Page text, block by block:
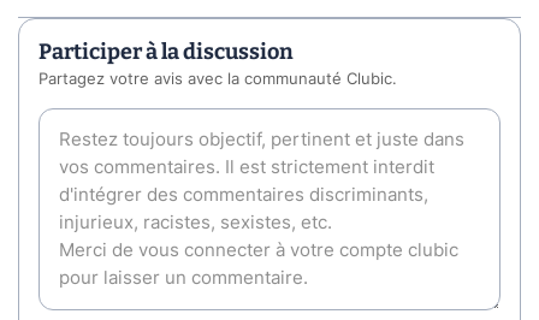
Participer à la discussion
Partagez votre avis avec la communauté Clubic.